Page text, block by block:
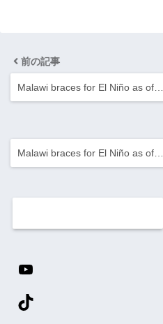
前の記事
Malawi braces for El Niño as of…
Malawi braces for El Niño as of…